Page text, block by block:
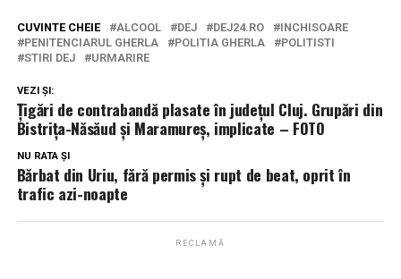
CUVINTE CHEIE ALCOOL DEJ DEJ24.RO
INCHISOARE
PENITENCIARUL GHERLA
POLITIA GHERLA
POLITISTI
STIRI DEJ
URMARIRE
VEZI ȘI:
Țigări de contrabandă plasate în județul Cluj. Grupări din
Bistrița-Năsăud și Maramureș, implicate – FOTO
NU RATA ȘI
Bărbat din Uriu, fără permis și rupt de beat, oprit în
trafic azi-noapte
RECLAMĂ